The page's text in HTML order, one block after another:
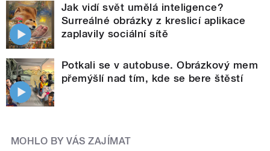
Jak vidí svět umělá inteligence?
Surreálné obrázky z kreslicí aplikace
zaplavily sociální sítě
Potkali se v autobuse. Obrázkový mem
přemýšlí nad tím, kde se bere štěstí
MOHLO BY VÁS ZAJÍMAT